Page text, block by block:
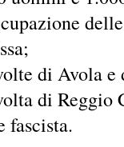
di Avola
di Reggio
fascista.